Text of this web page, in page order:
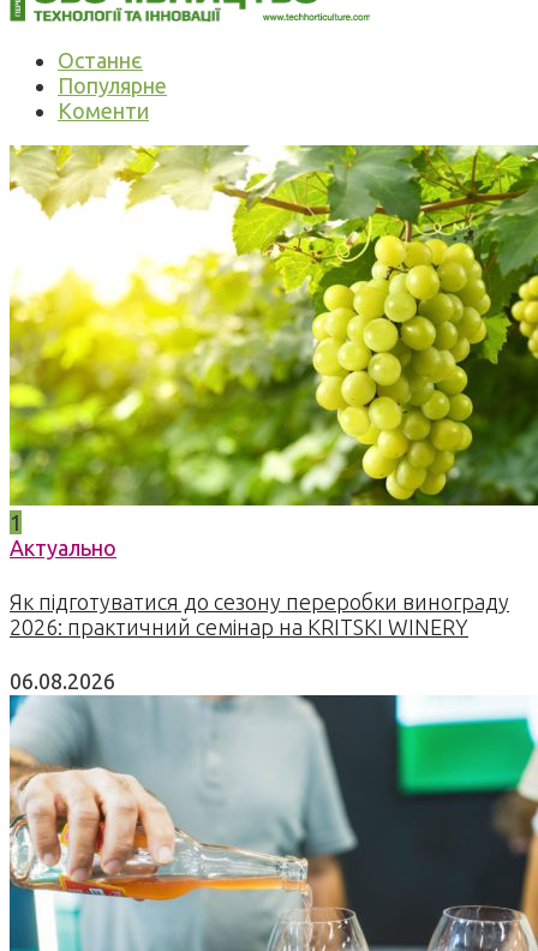
Останнє
Популярне
Коменти
1
Актуально
Як підготуватися до сезону переробки винограду
2026: практичний семінар на KRITSKI WINERY
06.08.2026